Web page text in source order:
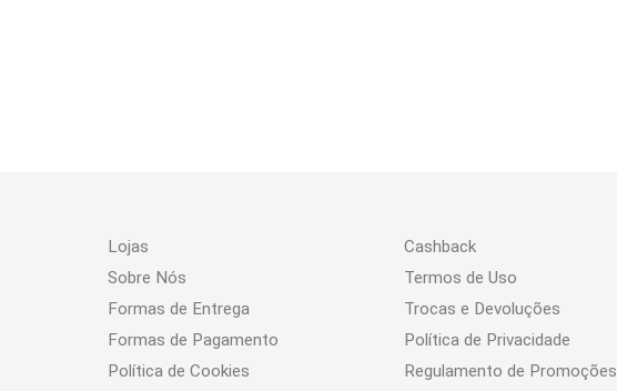
Lojas
Cashback
Sobre Nós
Termos de Uso
Formas de Entrega
Trocas e Devoluções
Formas de Pagamento
Política de Privacidade
Política de Cookies
Regulamento de Promoções